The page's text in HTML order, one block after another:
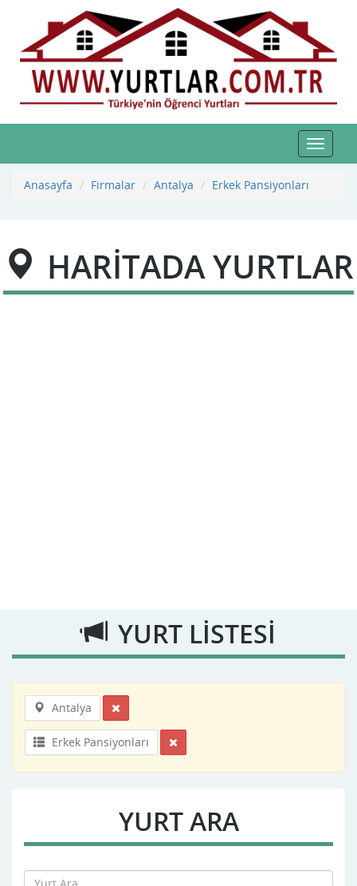
Toggle
Anasayfa
Firmalar Antalya Erkek Pansiyonları
HARİTADA YURTLAR
YURT LİSTESİ
Antalya
Erkek Pansiyonları
YURT ARA